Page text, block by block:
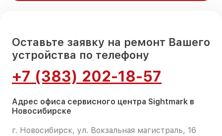
Оставьте заявку на ремонт Вашего
устройства по телефону
+7 (383) 202-18-57
Адрес офиса сервисного центра Sightmark в
Новосибирске
г. Новосибирск, ул. Вокзальная магистраль, 16